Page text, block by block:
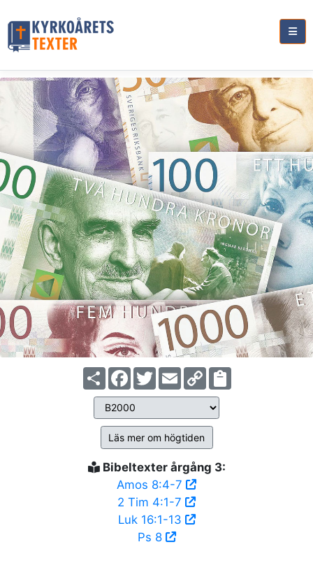
ShareFacebook
TwitterEmailCopy
Link
Läs mer om högtiden
Bibeltexter årgång 3:
Amos 8:4-7
2 Tim 4:1-7
Luk 16:1-13
Ps 8